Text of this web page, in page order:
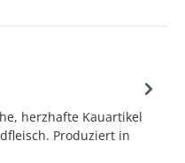
herzhafte Kauartikel
Produziert in